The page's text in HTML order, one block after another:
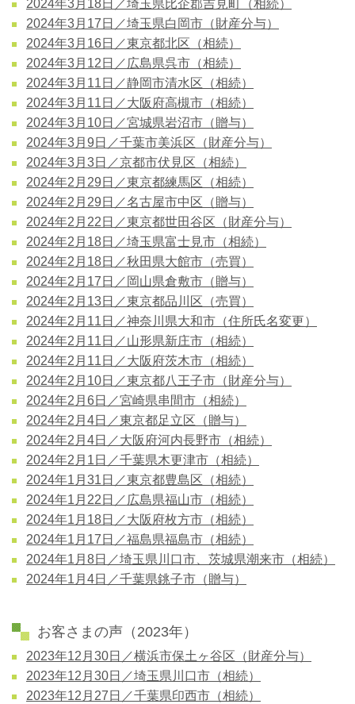
2024年3月18日／埼玉県比企郡吉見町（相続）
2024年3月17日／埼玉県白岡市（財産分与）
2024年3月16日／東京都北区（相続）
2024年3月12日／広島県呉市（相続）
2024年3月11日／静岡市清水区（相続）
2024年3月11日／大阪府高槻市（相続）
2024年3月10日／宮城県岩沼市（贈与）
2024年3月9日／千葉市美浜区（財産分与）
2024年3月3日／京都市伏見区（相続）
2024年2月29日／東京都練馬区（相続）
2024年2月29日／名古屋市中区（贈与）
2024年2月22日／東京都世田谷区（財産分与）
2024年2月18日／埼玉県富士見市（相続）
2024年2月18日／秋田県大館市（売買）
2024年2月17日／岡山県倉敷市（贈与）
2024年2月13日／東京都品川区（売買）
2024年2月11日／神奈川県大和市（住所氏名変更）
2024年2月11日／山形県新庄市（相続）
2024年2月11日／大阪府茨木市（相続）
2024年2月10日／東京都八王子市（財産分与）
2024年2月6日／宮崎県串間市（相続）
2024年2月4日／東京都足立区（贈与）
2024年2月4日／大阪府河内長野市（相続）
2024年2月1日／千葉県木更津市（相続）
2024年1月31日／東京都豊島区（相続）
2024年1月22日／広島県福山市（相続）
2024年1月18日／大阪府枚方市（相続）
2024年1月17日／福島県福島市（相続）
2024年1月8日／埼玉県川口市、茨城県潮来市（相続）
2024年1月4日／千葉県銚子市（贈与）
お客さまの声（2023年）
2023年12月30日／横浜市保土ヶ谷区（財産分与）
2023年12月30日／埼玉県川口市（相続）
2023年12月27日／千葉県印西市（相続）